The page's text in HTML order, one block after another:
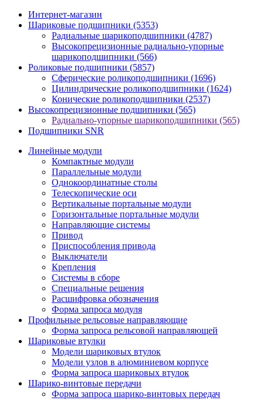
Интернет-магазин
Шариковые подшипники (5353)
Радиальные шарикоподшипники (4787)
Высокопрецизионные радиально-упорные
шарикоподшипники (566)
Роликовые подшипники (5857)
Сферические роликоподшипники (1696)
Цилиндрические роликоподшипники (1624)
Конические роликоподшипники (2537)
Высокопрецизионные подшипники (565)
Радиально-упорные шарикоподшипники (565)
Подшипники SNR
Линейные модули
Компактные модули
Параллельные модули
Однокоординатные столы
Телескопические оси
Вертикальные портальные модули
Горизонтальные портальные модули
Направляющие системы
Привод
Приспособления привода
Выключатели
Крепления
Системы в сборе
Специальные решения
Расшифровка обозначения
Форма запроса модуля
Профильные рельсовые направляющие
Форма запроса рельсовой направляющей
Шариковые втулки
Модели шариковых втулок
Модели узлов в алюминиевом корпусе
Форма запроса шариковых втулок
Шарико-винтовые передачи
Форма запроса шарико-винтовых передач